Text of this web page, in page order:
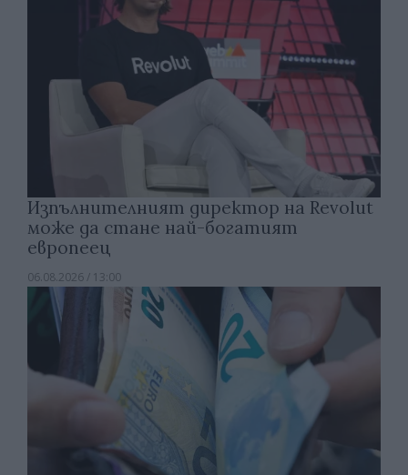
Изпълнителният директор на Revolut
може да стане най-богатият
европеец
06.08.2026 / 13:00